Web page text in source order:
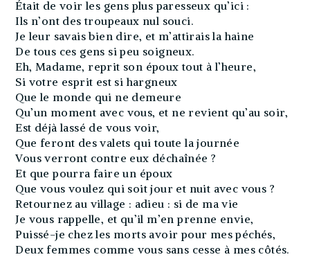
Était de voir les gens plus paresseux qu’ici :
Ils n’ont des troupeaux nul souci.
Je leur savais bien dire, et m’attirais la haine
De tous ces gens si peu soigneux.
Eh, Madame, reprit son époux tout à l’heure,
Si votre esprit est si hargneux
Que le monde qui ne demeure
Qu’un moment avec vous, et ne revient qu’au soir,
Est déjà lassé de vous voir,
Que feront des valets qui toute la journée
Vous verront contre eux déchaînée ?
Et que pourra faire un époux
Que vous voulez qui soit jour et nuit avec vous ?
Retournez au village : adieu : si de ma vie
Je vous rappelle, et qu’il m’en prenne envie,
Puissé-je chez les morts avoir pour mes péchés,
Deux femmes comme vous sans cesse à mes côtés.